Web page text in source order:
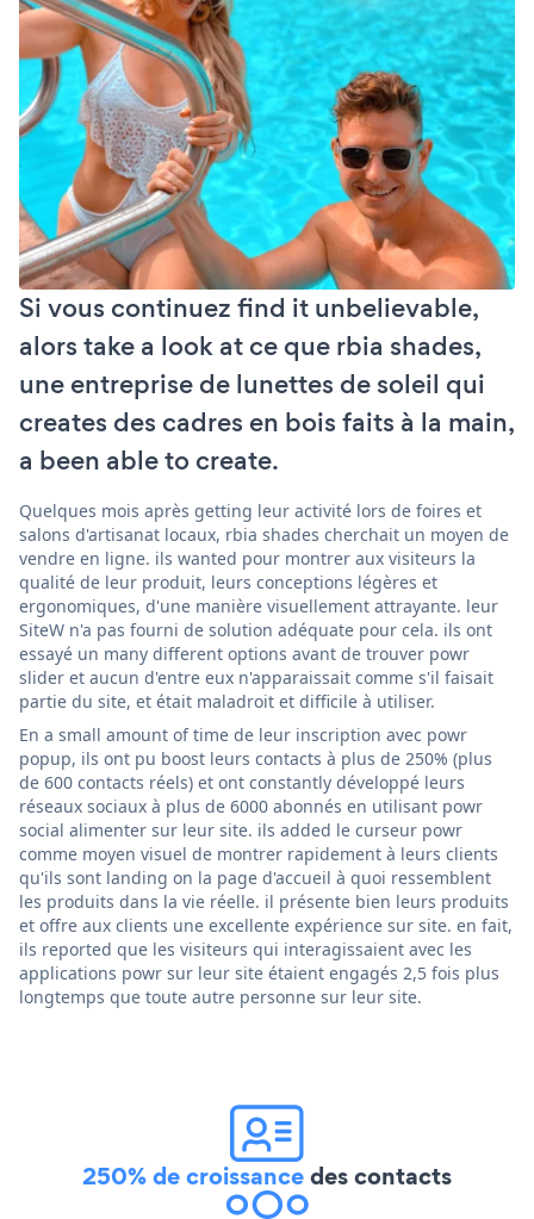
Si vous continuez find it unbelievable,
alors take a look at ce que rbia shades,
une entreprise de lunettes de soleil qui
creates des cadres en bois faits à la main,
a been able to create.
Quelques mois après getting leur activité lors de foires et
salons d'artisanat locaux, rbia shades cherchait un moyen de
vendre en ligne. ils wanted pour montrer aux visiteurs la
qualité de leur produit, leurs conceptions légères et
ergonomiques, d'une manière visuellement attrayante. leur
SiteW n'a pas fourni de solution adéquate pour cela. ils ont
essayé un many different options avant de trouver powr
slider et aucun d'entre eux n'apparaissait comme s'il faisait
partie du site, et était maladroit et difficile à utiliser.
En a small amount of time de leur inscription avec powr
popup, ils ont pu boost leurs contacts à plus de 250% (plus
de 600 contacts réels) et ont constantly développé leurs
réseaux sociaux à plus de 6000 abonnés en utilisant powr
social alimenter sur leur site. ils added le curseur powr
comme moyen visuel de montrer rapidement à leurs clients
qu'ils sont landing on la page d'accueil à quoi ressemblent
les produits dans la vie réelle. il présente bien leurs produits
et offre aux clients une excellente expérience sur site. en fait,
ils reported que les visiteurs qui interagissaient avec les
applications powr sur leur site étaient engagés 2,5 fois plus
longtemps que toute autre personne sur leur site.
250% de croissancedes contacts